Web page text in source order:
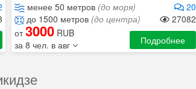
менее 50 метров (до моря)
20
до 1500 метров (до центра)
27082
от3000 RUB
за 8 чел. в авг
Подробнее